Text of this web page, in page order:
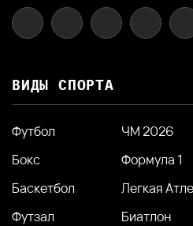
ВИДЫ СПОРТА
Футбол ЧМ 2026
Бокс
Формула 1
Баскетбол
Легкая
Футзал
Биатлон